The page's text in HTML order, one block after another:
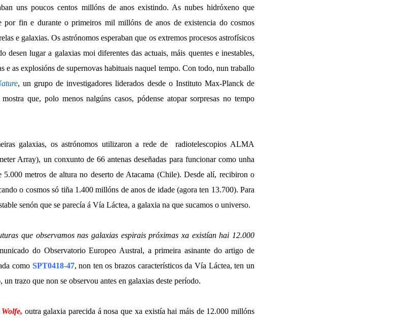
uns poucos centos millóns de anos existindo. As nubes hidróxeno que
por fin e durante o primeiros mil millóns de anos de existencia do cosmos
e galaxias. Os astrónomos esperaban que os extremos procesos astrofísicos
desen lugar a galaxias moi diferentes das actuais, máis quentes e inestables,
e as explosións de supernovas habituais naquel tempo. Con todo, nun traballo
, un grupo de investigadores liderados desde o Instituto Max-Planck de
que, polo menos nalgúns casos, pódense atopar sorpresas no tempo
galaxias, os astrónomos utilizaron a rede de radiotelescopios ALMA
Array), un conxunto de 66 antenas deseñadas para funcionar como unha
5.000 metros de altura no deserto de Atacama (Chile). Desde alí, recibiron o
o cosmos só tiña 1.400 millóns de anos de idade (agora ten 13.700). Para
senón que se parecía á Vía Láctea, a galaxia na que sucamos o universo.
que observamos nas galaxias espirais próximas xa existían hai 12.000
do Observatorio Europeo Austral, a primeira asinante do artigo de
como SPT0418-47, non ten os brazos característicos da Vía Láctea, ten un
trazo que non se observou antes en galaxias deste período.
outra galaxia parecida á nosa que xa existía hai máis de 12.000 millóns